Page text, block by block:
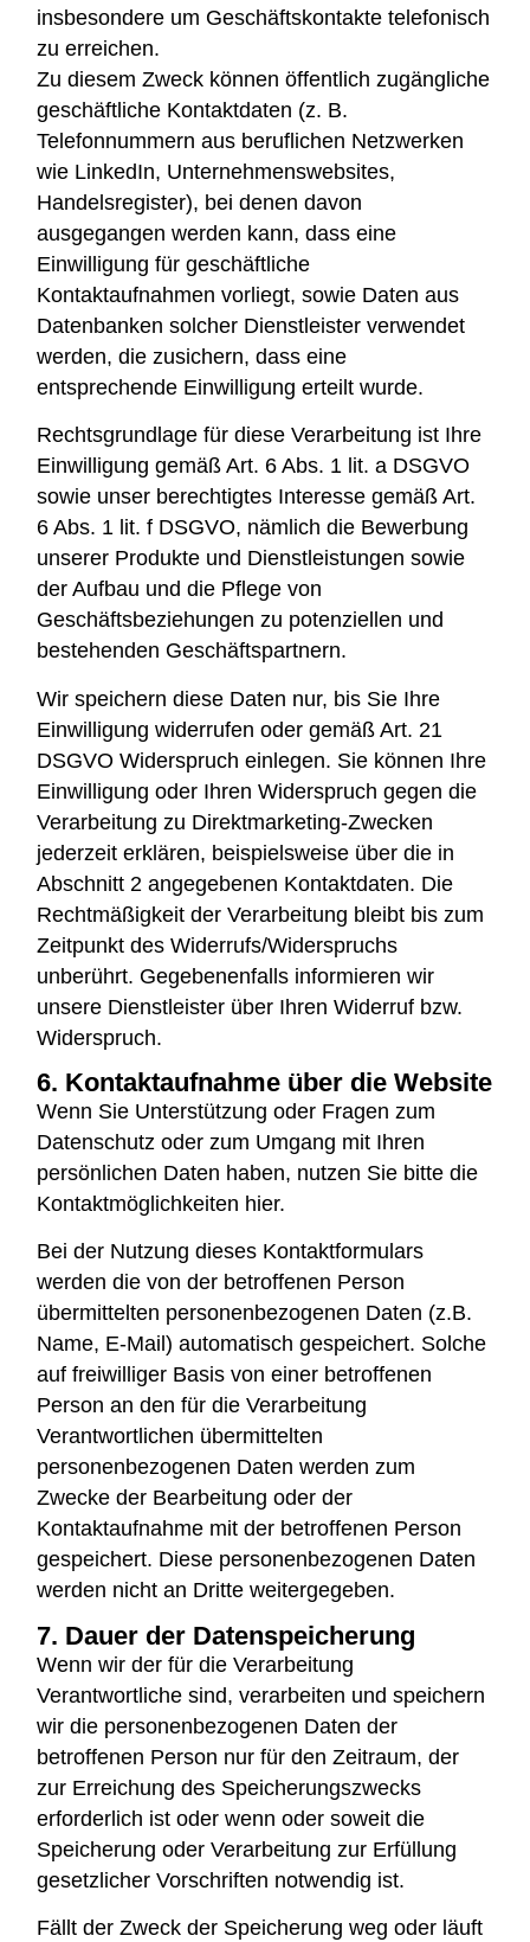
insbesondere um Geschäftskontakte telefonisch
zu erreichen.
Zu diesem Zweck können öffentlich zugängliche
geschäftliche Kontaktdaten (z. B.
Telefonnummern aus beruflichen Netzwerken
wie LinkedIn, Unternehmenswebsites,
Handelsregister), bei denen davon
ausgegangen werden kann, dass eine
Einwilligung für geschäftliche
Kontaktaufnahmen vorliegt, sowie Daten aus
Datenbanken solcher Dienstleister verwendet
werden, die zusichern, dass eine
entsprechende Einwilligung erteilt wurde.
Rechtsgrundlage für diese Verarbeitung ist Ihre
Einwilligung gemäß Art. 6 Abs. 1 lit. a DSGVO
sowie unser berechtigtes Interesse gemäß Art.
6 Abs. 1 lit. f DSGVO, nämlich die Bewerbung
unserer Produkte und Dienstleistungen sowie
der Aufbau und die Pflege von
Geschäftsbeziehungen zu potenziellen und
bestehenden Geschäftspartnern.
Wir speichern diese Daten nur, bis Sie Ihre
Einwilligung widerrufen oder gemäß Art. 21
DSGVO Widerspruch einlegen. Sie können Ihre
Einwilligung oder Ihren Widerspruch gegen die
Verarbeitung zu Direktmarketing-Zwecken
jederzeit erklären, beispielsweise über die in
Abschnitt 2 angegebenen Kontaktdaten. Die
Rechtmäßigkeit der Verarbeitung bleibt bis zum
Zeitpunkt des Widerrufs/Widerspruchs
unberührt. Gegebenenfalls informieren wir
unsere Dienstleister über Ihren Widerruf bzw.
Widerspruch.
6. Kontaktaufnahme über die Website
Wenn Sie Unterstützung oder Fragen zum
Datenschutz oder zum Umgang mit Ihren
persönlichen Daten haben, nutzen Sie bitte die
Kontaktmöglichkeiten hier.
Bei der Nutzung dieses Kontaktformulars
werden die von der betroffenen Person
übermittelten personenbezogenen Daten (z.B.
Name, E-Mail) automatisch gespeichert. Solche
auf freiwilliger Basis von einer betroffenen
Person an den für die Verarbeitung
Verantwortlichen übermittelten
personenbezogenen Daten werden zum
Zwecke der Bearbeitung oder der
Kontaktaufnahme mit der betroffenen Person
gespeichert. Diese personenbezogenen Daten
werden nicht an Dritte weitergegeben.
7. Dauer der Datenspeicherung
Wenn wir der für die Verarbeitung
Verantwortliche sind, verarbeiten und speichern
wir die personenbezogenen Daten der
betroffenen Person nur für den Zeitraum, der
zur Erreichung des Speicherungszwecks
erforderlich ist oder wenn oder soweit die
Speicherung oder Verarbeitung zur Erfüllung
gesetzlicher Vorschriften notwendig ist.
Fällt der Zweck der Speicherung weg oder läuft